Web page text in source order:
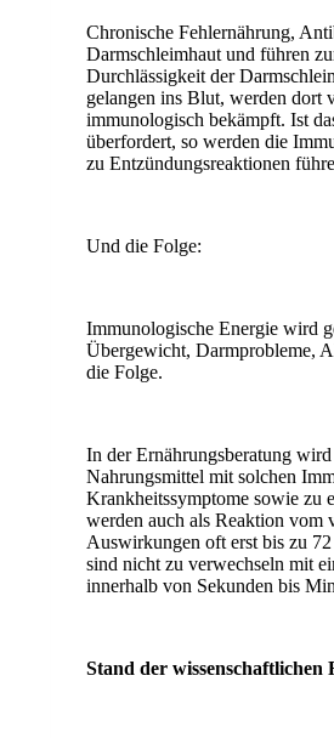
Chronische Fehlernährung,
Darmschleimhaut und führen
Durchlässigkeit der
gelangen ins Blut, werden dort
immunologisch bekämpft. Ist
überfordert, so werden die
zu Entzündungsreaktionen
Und die Folge:
Immunologische Energie wird
Übergewicht, Darmprobleme,
die Folge.
In der Ernährungsberatung
Nahrungsmittel mit solchen
Krankheitssymptome sowie zu
werden auch als Reaktion vom
Auswirkungen oft erst bis zu
sind nicht zu verwechseln mit
innerhalb von Sekunden bis
Stand der wissenschaftlichen